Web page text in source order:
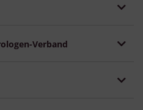
Verband